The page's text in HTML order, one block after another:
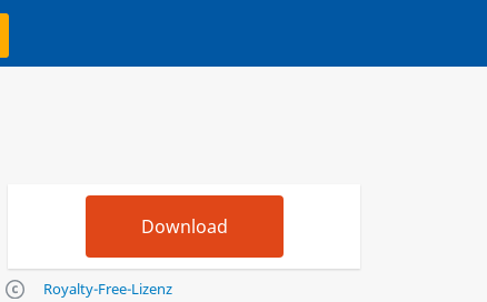
Royalty-Free-Lizenz